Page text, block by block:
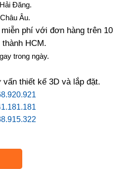
4,750,000₫.
Đăng.
Âu.
phí với đơn hàng trên 10
HCM.
trong ngày.
vấn thiết kế 3D và lắp đặt.